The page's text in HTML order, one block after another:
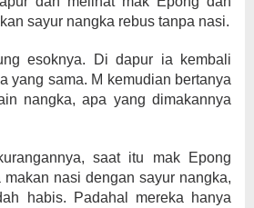
sayur nangka rebus tanpa nasi.
esoknya. Di dapur ia kembali
yang sama. M kemudian bertanya
nangka, apa yang dimakannya
saat itu mak Epong
nasi dengan sayur nangka,
habis. Padahal mereka hanya